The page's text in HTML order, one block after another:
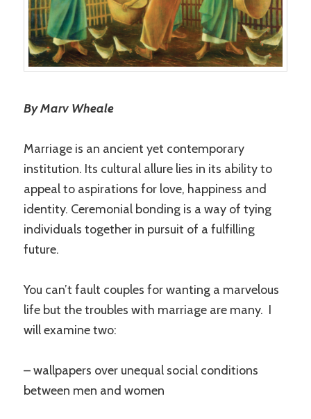
By Marv Wheale
Marriage is an ancient yet contemporary
institution. Its cultural allure lies in its ability to
appeal to aspirations for love, happiness and
identity. Ceremonial bonding is a way of tying
individuals together in pursuit of a fulfilling
future.
You can’t fault couples for wanting a marvelous
life but the troubles with marriage are many. I
will examine two:
– wallpapers over unequal social conditions
between men and women